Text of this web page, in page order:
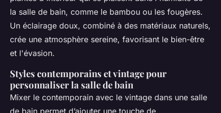
la salle de bain, comme le bambou ou les fougères.
Un éclairage doux, combiné à des matériaux naturels,
crée une atmosphère sereine, favorisant le bien-être
et l'évasion.
Styles contemporains et vintage pour
personnaliser la salle de bain
Mixer le contemporain avec le vintage dans une salle